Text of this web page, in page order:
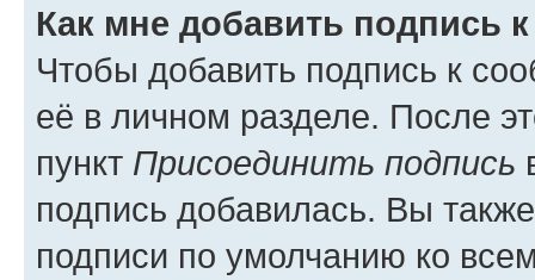
Как мне добавить подпись
Чтобы добавить подпись к
её в личном разделе. После
пункт Присоединить подпись
подпись добавилась. Вы
подписи по умолчанию ко